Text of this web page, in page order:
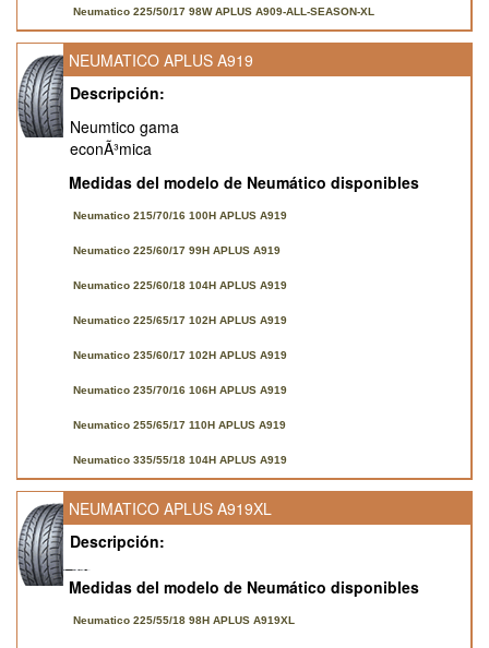
Neumatico 225/50/17 98W APLUS A909-ALL-SEASON-XL
NEUMATICO APLUS A919
Descripción:
Neumtico gama
econÃ³mica
Medidas del modelo de Neumático disponibles
Neumatico 215/70/16 100H APLUS A919
Neumatico 225/60/17 99H APLUS A919
Neumatico 225/60/18 104H APLUS A919
Neumatico 225/65/17 102H APLUS A919
Neumatico 235/60/17 102H APLUS A919
Neumatico 235/70/16 106H APLUS A919
Neumatico 255/65/17 110H APLUS A919
Neumatico 335/55/18 104H APLUS A919
NEUMATICO APLUS A919XL
Descripción:
Medidas del modelo de Neumático disponibles
Neumatico 225/55/18 98H APLUS A919XL